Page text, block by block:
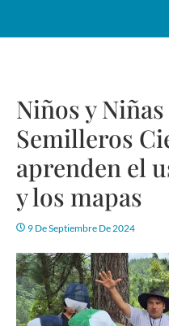
Niños y
Semilleros
aprenden el
y los mapas
9 De Septiembre De 2024